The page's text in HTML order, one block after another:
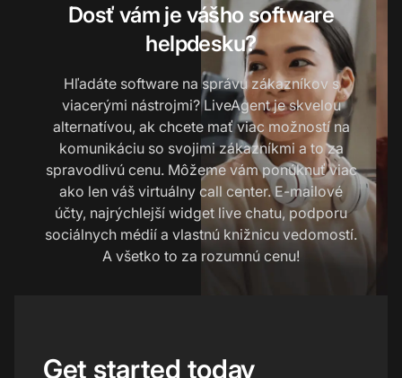
Dosť vám je vášho software
helpdesku?
Hľadáte software na správu zákazníkov s
viacerými nástrojmi? LiveAgent je skvelou
alternatívou, ak chcete mať viac možností na
komunikáciu so svojimi zákazníkmi a to za
spravodlivú cenu. Môžeme vám ponúknuť viac
ako len váš virtuálny call center. E-mailové
účty, najrýchlejší widget live chatu, podporu
sociálnych médií a vlastnú knižnicu vedomostí.
A všetko to za rozumnú cenu!
Get started today